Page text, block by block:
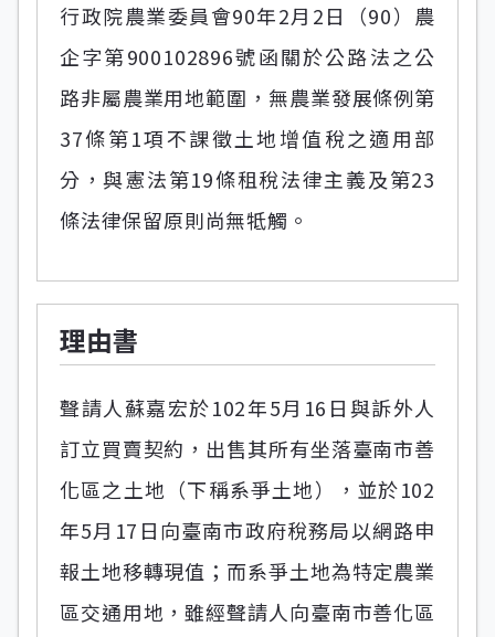
行政院農業委員會90年2月2日（90）農
企字第900102896號函關於公路法之公
路非屬農業用地範圍，無農業發展條例第
37條第1項不課徵土地增值稅之適用部
分，與憲法第19條租稅法律主義及第23
條法律保留原則尚無牴觸。
理由書
聲請人蘇嘉宏於102年5月16日與訴外人
訂立買賣契約，出售其所有坐落臺南市善
化區之土地（下稱系爭土地），並於102
年5月17日向臺南市政府稅務局以網路申
報土地移轉現值；而系爭土地為特定農業
區交通用地，雖經聲請人向臺南市善化區